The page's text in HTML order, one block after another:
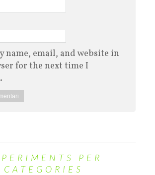
name, email, and website in
for the next time I
PER
CATEGORIES